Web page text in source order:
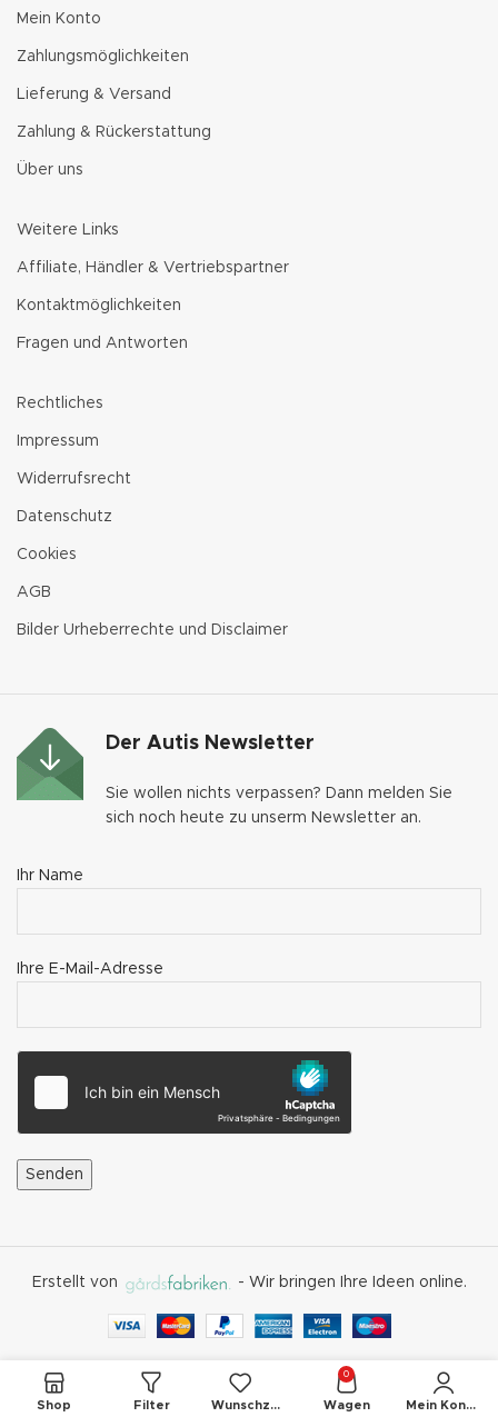
Mein Konto
Zahlungsmöglichkeiten
Lieferung & Versand
Zahlung & Rückerstattung
Über uns
Weitere Links
Affiliate, Händler & Vertriebspartner
Kontaktmöglichkeiten
Fragen und Antworten
Rechtliches
Impressum
Widerrufsrecht
Datenschutz
Cookies
AGB
Bilder Urheberrechte und Disclaimer
Der Autis Newsletter
Sie wollen nichts verpassen? Dann melden Sie
sich noch heute zu unserm Newsletter an.
Ihr Name
Ihre E-Mail-Adresse
Erstellt von - Wir bringen Ihre Ideen online.
Shop Filter Wunschzettel
0
Wagen Mein Konto